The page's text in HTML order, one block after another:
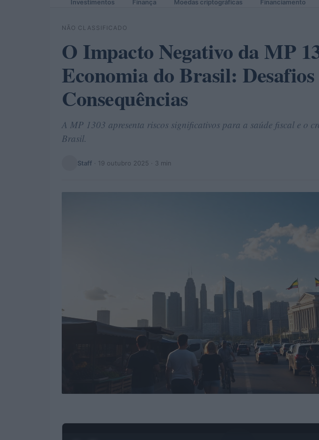
Investimentos Finança Moedas criptográficas Financiamento
NÃO CLASSIFICADO
O Impacto Negativo da MP
Economia do Brasil: Desafios
Consequências
A MP 1303 apresenta riscos significativos para a saúde fiscal e o
Brasil.
Staff · 19 outubro 2025 · 3 min